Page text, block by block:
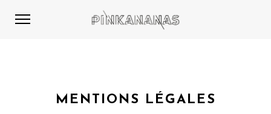
MENTIONS LÉGALES